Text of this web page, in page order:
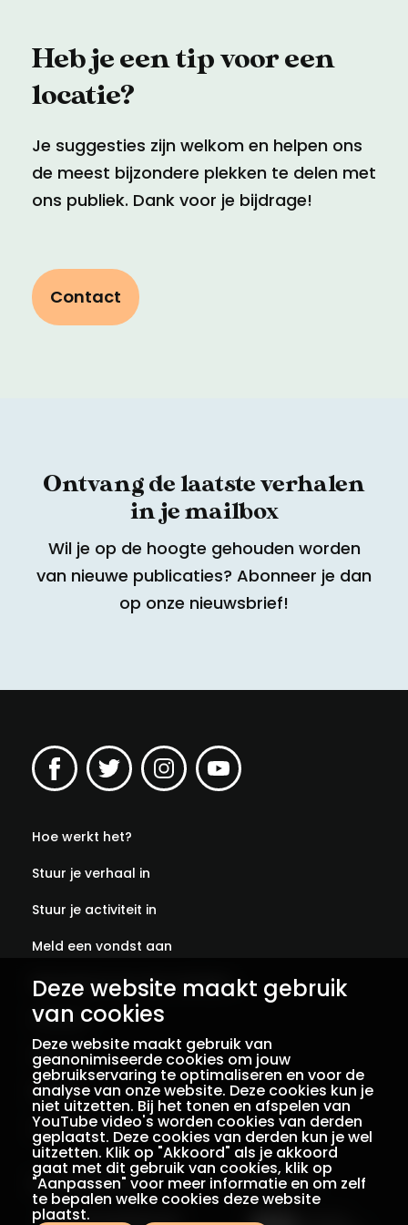
Deze website maakt gebruik
van cookies
Deze website maakt gebruik van
geanonimiseerde cookies om jouw
gebruikservaring te optimaliseren en voor de
analyse van onze website. Deze cookies kun je
niet uitzetten. Bij het tonen en afspelen van
YouTube video's worden cookies van derden
geplaatst. Deze cookies van derden kun je wel
uitzetten. Klik op "Akkoord" als je akkoord
gaat met dit gebruik van cookies, klik op
"Aanpassen" voor meer informatie en om zelf
te bepalen welke cookies deze website
plaatst.
Heb je een tip voor een
locatie?
Je suggesties zijn welkom en helpen ons
de meest bijzondere plekken te delen met
ons publiek. Dank voor je bijdrage!
Contact
Ontvang de laatste verhalen
in je mailbox
Wil je op de hoogte gehouden worden
van nieuwe publicaties? Abonneer je dan
op onze nieuwsbrief!
Hoe werkt het?
Stuur je verhaal in
Stuur je activiteit in
Meld een vondst aan
Abonneer je op onze verhalen
Contact
Colofon
Privacy
Voorwaarden
Een initiatief van Met dank aan